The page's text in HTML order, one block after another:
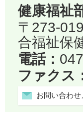
健康福祉
〒273-
合福祉保
電話：
ファクス
お問い合わ